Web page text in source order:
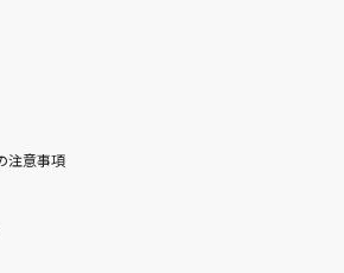
注意事項